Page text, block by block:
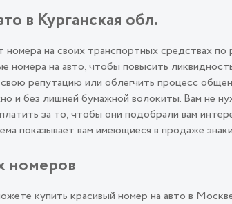
в Курганская обл.
на своих транспортных средствах
номера на авто, чтобы повысить
репутацию или облегчить процесс
и без лишней бумажной волокиты. Вам не
за то, чтобы они подобрали вам
показывает вам имеющиеся в продаже
номеров
купить красивый номер на авто в